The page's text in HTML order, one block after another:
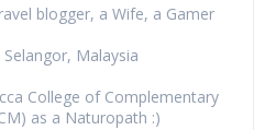
blogger, a Wife, a Gamer
Malaysia
College of Complementary
as a Naturopath :)